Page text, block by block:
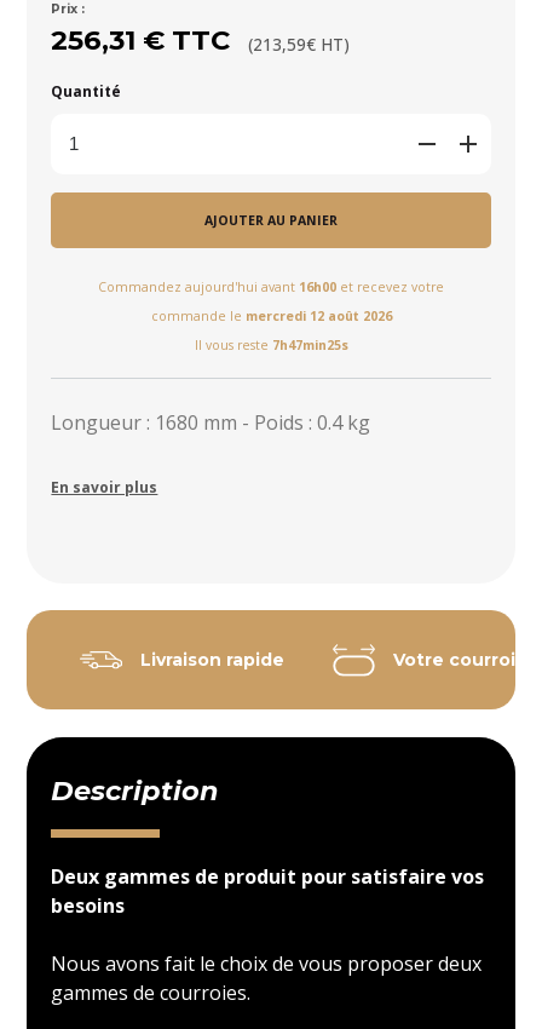
Prix :
256,31 € TTC (213,59€ HT)
Quantité
AJOUTER AU PANIER
Commandez aujourd'hui avant 16h00 et recevez votre
commande le mercredi 12 août 2026
Il vous reste 7h47min24s
Longueur : 1680 mm - Poids : 0.4 kg
En savoir plus
Livraison rapide Votre courroie
Description
Deux gammes de produit pour satisfaire vos
besoins
Nous avons fait le choix de vous proposer deux
gammes de courroies.